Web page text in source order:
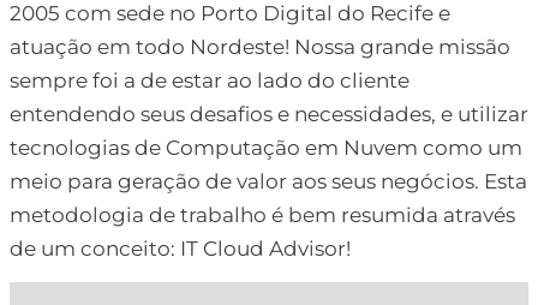
2005 com sede no Porto Digital do Recife e
atuação em todo Nordeste! Nossa grande missão
sempre foi a de estar ao lado do cliente
entendendo seus desafios e necessidades, e utilizar
tecnologias de Computação em Nuvem como um
meio para geração de valor aos seus negócios. Esta
metodologia de trabalho é bem resumida através
de um conceito: IT Cloud Advisor!